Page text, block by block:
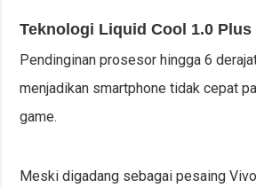
Teknologi Liquid Cool 1.0 Plus
Pendinginan prosesor hingga 6
menjadikan smartphone tidak cepat
game.
Meski digadang sebagai pesaing